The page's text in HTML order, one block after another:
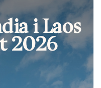
i Laos
2026